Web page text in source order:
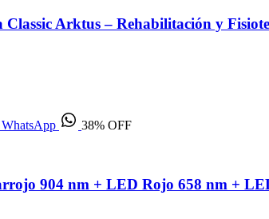
Arktus – Rehabilitación y
38% OFF
904 nm + LED Rojo 658 nm +